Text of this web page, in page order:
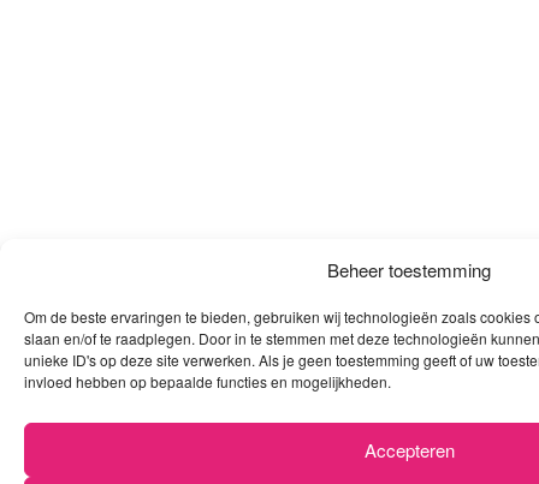
Beheer toestemming
Om de beste ervaringen te bieden, gebruiken wij technologieën zoals cookies
slaan en/of te raadplegen. Door in te stemmen met deze technologieën
unieke ID's op deze site verwerken. Als je geen toestemming geeft of uw
invloed hebben op bepaalde functies en mogelijkheden.
Accepteren